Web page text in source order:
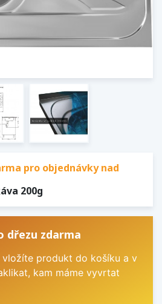
pro objednávky nad
200g
zdarma
produkt do košíku a v
kam máme vyvrtat